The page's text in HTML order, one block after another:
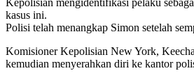
kasus ini.
Polisi telah menangkap Simon setelah
Komisioner Kepolisian New York,
kemudian menyerahkan diri ke kantor